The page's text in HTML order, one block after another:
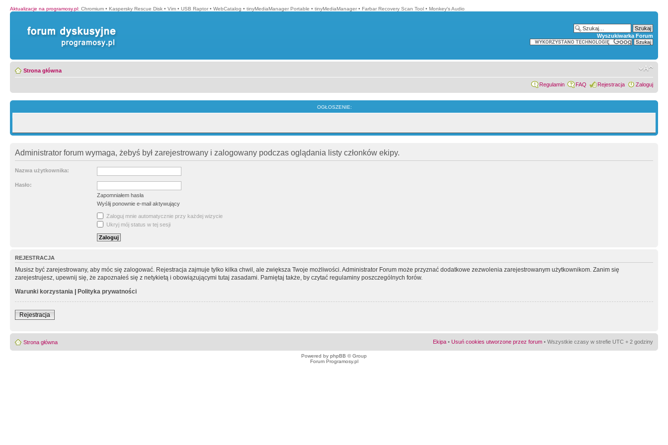
Aktualizacje na programosy.pl: Chromium • Kaspersky Rescue Disk • Vim • USB Raptor • WebCatalog • tinyMediaManager Portable • tinyMediaManager • Farbar Recovery Scan Tool • Monkey′s Audio
Wyszukiwarka Forum
Strona główna
Regulamin FAQ Rejestracja Zaloguj
OGŁOSZENIE:
Administrator forum wymaga, żebyś był zarejestrowany i zalogowany podczas oglądania listy członków ekipy.
Nazwa użytkownika:
Hasło:
Zapomniałem hasła
Wyślij ponownie e-mail aktywujący
Zaloguj mnie automatycznie przy każdej wizycie
Ukryj mój status w tej sesji
REJESTRACJA
Musisz być zarejestrowany, aby móc się zalogować. Rejestracja zajmuje tylko kilka chwil, ale zwiększa Twoje możliwości. Administrator Forum może przyznać dodatkowe zezwolenia zarejestrowanym użytkownikom. Zanim się
zarejestrujesz, upewnij się, że zapoznałeś się z netykietą i obowiązującymi tutaj zasadami. Pamiętaj także, by czytać regulaminy poszczególnych forów.
Warunki korzystania | Polityka prywatności
Rejestracja
Strona główna Ekipa • Usuń cookies utworzone przez forum • Wszystkie czasy w strefie UTC + 2 godziny
Powered by phpBB © Group
Forum Programosy.pl